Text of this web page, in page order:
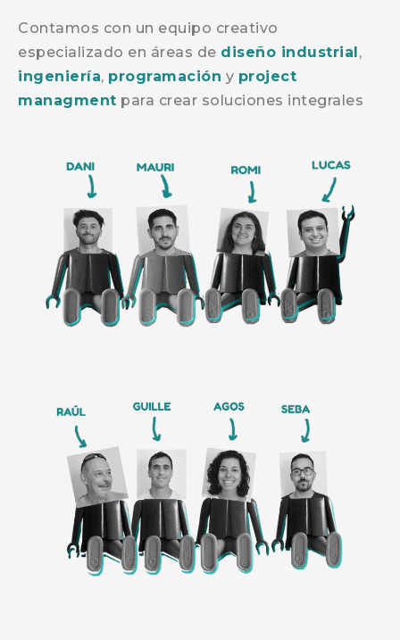
Contamos con un equipo creativo
especializado en áreas de diseño industrial,
ingeniería, programación y project
managment para crear soluciones integrales